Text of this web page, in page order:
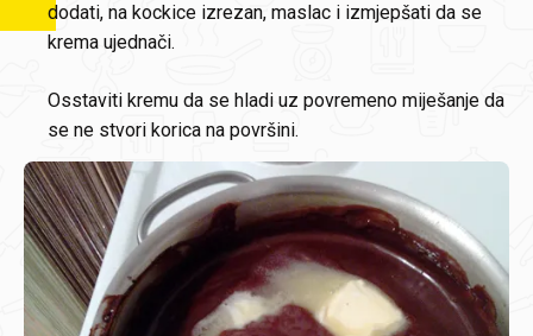
dodati, na kockice izrezan, maslac i izmjepšati da se
krema ujednači.
Osstaviti kremu da se hladi uz povremeno miješanje da
se ne stvori korica na površini.